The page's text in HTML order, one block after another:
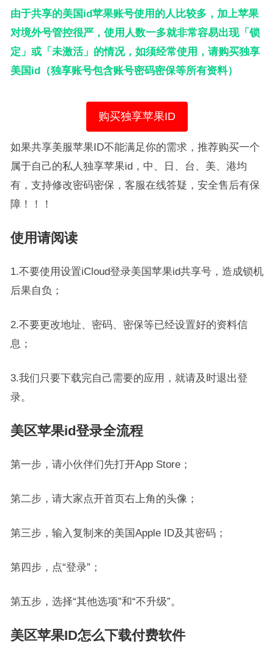
由于共享的美国id苹果账号使用的人比较多，加上苹果
对境外号管控很严，使用人数一多就非常容易出现「锁
定」或「未激活」的情况，如须经常使用，请购买独享
美国id（独享账号包含账号密码密保等所有资料）
购买独享苹果ID
如果共享美服苹果ID不能满足你的需求，推荐购买一个
属于自己的私人独享苹果id，中、日、台、美、港均
有，支持修改密码密保，客服在线答疑，安全售后有保
障！！！
使用请阅读
1.不要使用设置iCloud登录美国苹果id共享号，造成锁机
后果自负；
2.不要更改地址、密码、密保等已经设置好的资料信
息；
3.我们只要下载完自己需要的应用，就请及时退出登
录。
美区苹果id登录全流程
第一步，请小伙伴们先打开App Store；
第二步，请大家点开首页右上角的头像；
第三步，输入复制来的美国Apple ID及其密码；
第四步，点“登录”；
第五步，选择“其他选项”和“不升级”。
美区苹果ID怎么下载付费软件